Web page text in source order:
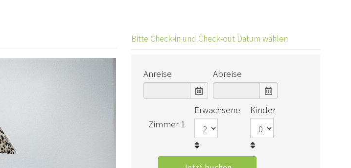
Bitte Check-in und Check-out Datum wählen
Anreise Abreise
Zimmer 1
Erwachsene Kinder